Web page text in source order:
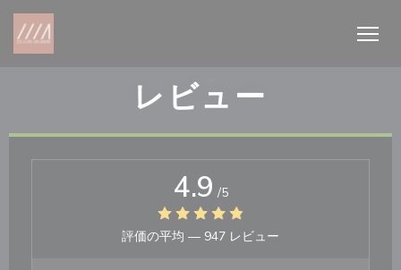
クッキー利用の管理について
レビュー
4.9 /5
評価の平均 — 947 レビュー